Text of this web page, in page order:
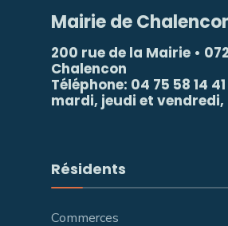
Mairie de
200 rue de la Mairie •
Chalencon
Téléphone: 04 75 58 14
mardi, jeudi et vendredi,
Résidents
Commerces